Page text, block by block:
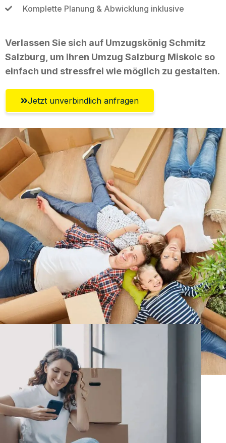
Komplette Planung & Abwicklung inklusive
Verlassen Sie sich auf Umzugskönig Schmitz
Salzburg, um Ihren Umzug Salzburg Miskolc so
einfach und stressfrei wie möglich zu gestalten.
Jetzt unverbindlich anfragen